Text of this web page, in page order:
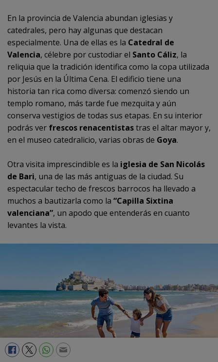
En la provincia de Valencia abundan iglesias y
catedrales, pero hay algunas que destacan
especialmente. Una de ellas es la Catedral de
Valencia, célebre por custodiar el Santo Cáliz, la
reliquia que la tradición identifica como la copa utilizada
por Jesús en la Última Cena. El edificio tiene una
historia tan rica como diversa: comenzó siendo un
templo romano, más tarde fue mezquita y aún
conserva vestigios de todas sus etapas. En su interior
podrás ver frescos renacentistastras el altar mayor y,
en el museo catedralicio, varias obras de Goya.
Otra visita imprescindible es la iglesia de San Nicolás
de Bari, una de las más antiguas de la ciudad. Su
espectacular techo de frescos barrocos ha llevado a
muchos a bautizarla como la “Capilla Sixtina
valenciana”, un apodo que entenderás en cuanto
levantes la vista.